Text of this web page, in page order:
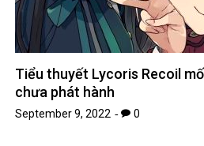
Tiểu thuyết Lycoris Recoil
chưa phát hành
September 9, 2022 0